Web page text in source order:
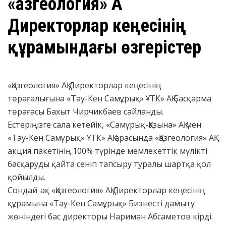
Директорлар кеңесінің
құрамындағы өзгерістер
«Қазгеология» АҚ Директорлар кеңесінің
төрағалығына «Тау-Кен Самұрық» ҰТК» АҚ Басқарма
төрағасы Бахыт Чирчикбаев сайланды.
Естеріңізге сала кетейік, «Самұрық-Қазына» АҚ мен
«Тау-Кен Самұрық» ҰТК» АҚ арасында «Қазгеология» АҚ
акция пакетінің 100% түрінде мемлекеттік мүлікті
басқаруды қайта сеніп тапсыру туралы шартқа қол
қойылды.
Сондай-ақ «Қазгеология» АҚ Директорлар кеңесінің
құрамына «Тау-Кен Самұрық» Бизнесті дамыту
жөніндегі бас директоры Нариман Абсаметов кірді.